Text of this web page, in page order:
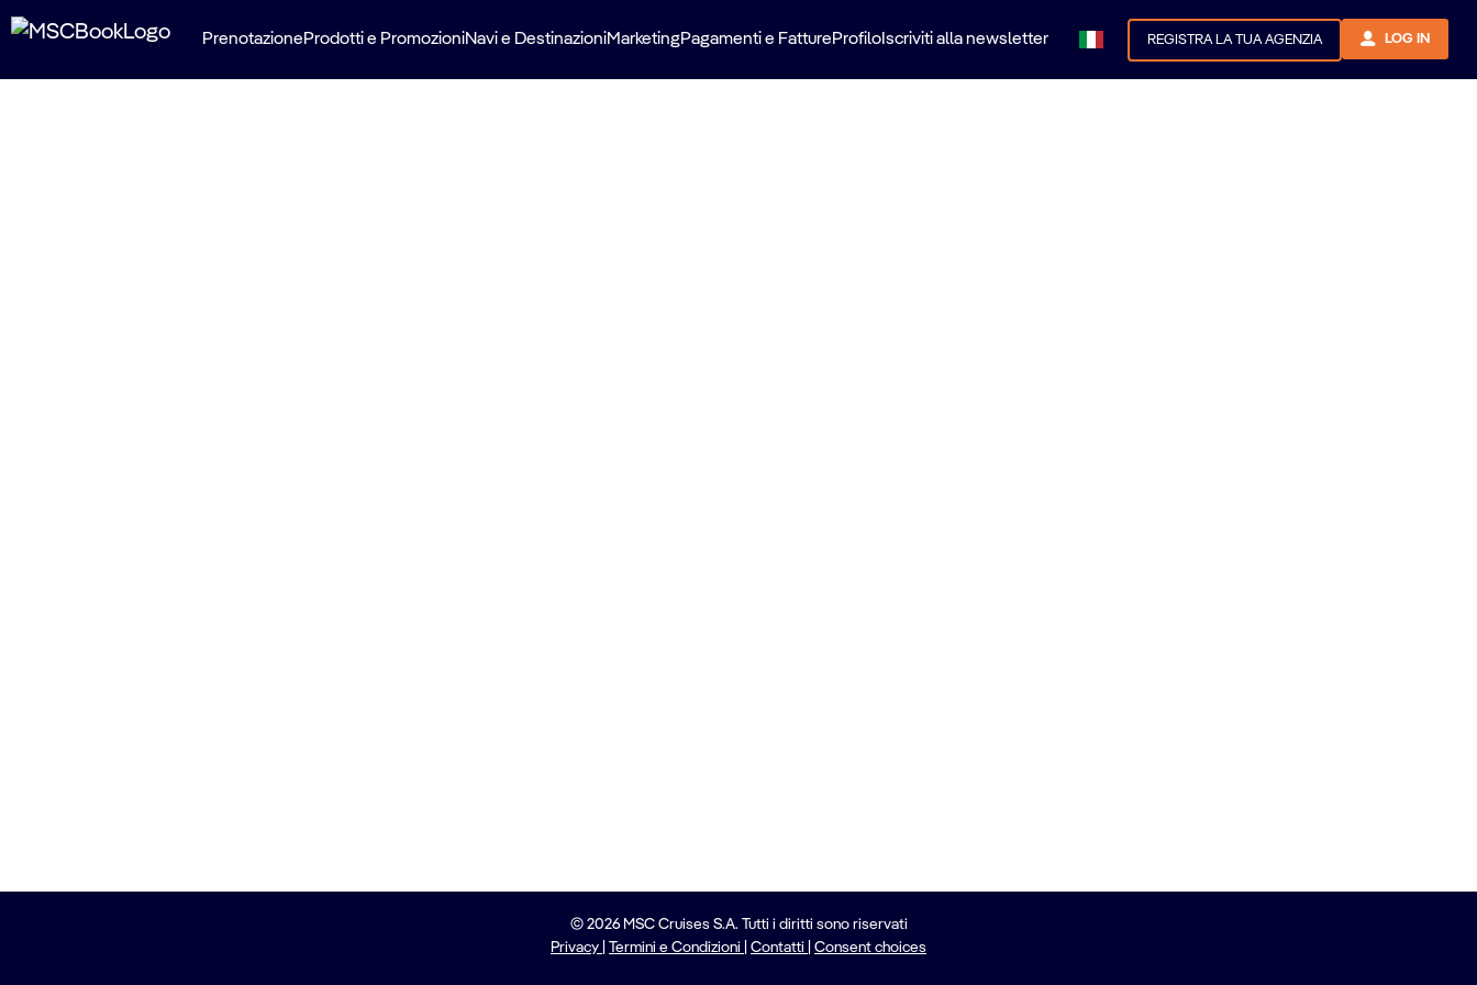
PrenotazioneProdotti e PromozioniNavi e DestinazioniMarketingPagamenti e FattureProfiloIscriviti alla newsletter REGISTRA LA TUA AGENZIA LOG IN
© 2026 MSC Cruises S.A. Tutti i diritti sono riservati
Privacy
Termini e Condizioni Contatti Consent choices